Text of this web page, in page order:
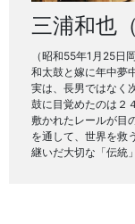
三浦和也
（昭和55年1月25日
和太鼓と嫁に年中夢
実は、長男ではなく
鼓に目覚めたのは２
敷かれたレールが目
を通して、世界を救
継いだ大切な「伝統